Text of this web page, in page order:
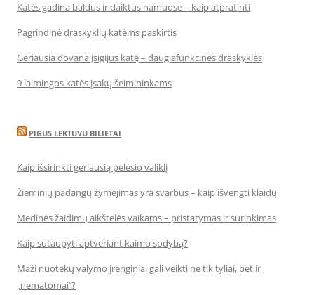
Katės gadina baldus ir daiktus namuose – kaip atpratinti
Pagrindinė draskyklių katėms paskirtis
Geriausia dovana įsigijus katę – daugiafunkcinės draskyklės
9 laimingos katės įsakų šeimininkams
PIGUS LEKTUVU BILIETAI
Kaip išsirinkti geriausią pelėsio valiklį
Žieminių padangų žymėjimas yra svarbus – kaip išvengti klaidų
Medinės žaidimų aikštelės vaikams – pristatymas ir surinkimas
Kaip sutaupyti aptveriant kaimo sodybą?
Maži nuotekų valymo įrenginiai gali veikti ne tik tyliai, bet ir
„nematomai‘‘?